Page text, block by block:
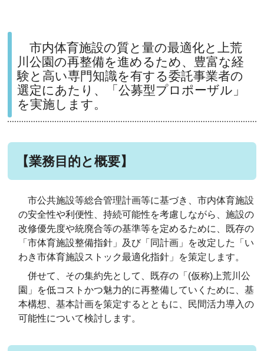
市内体育施設の質と量の最適化と上荒
川公園の再整備を進めるため、豊富な経
験と高い専門知識を有する委託事業者の
選定にあたり、「公募型プロポーザル」
を実施します。
【業務目的と概要】
市公共施設等総合管理計画等に基づき、市内体育施設
の安全性や利便性、持続可能性を考慮しながら、施設の
改修優先度や統廃合等の基準等を定めるために、既存の
「市体育施設整備指針」及び「同計画」を改定した「い
わき市体育施設ストック最適化指針」を策定します。
併せて、その集約先として、既存の「(仮称)上荒川公
園」を低コストかつ魅力的に再整備していくために、基
本構想、基本計画を策定するとともに、民間活力導入の
可能性について検討します。